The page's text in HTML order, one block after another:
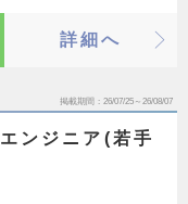
詳細へ
掲載期間 26/07/25～26/08/07
ンジニア(若手